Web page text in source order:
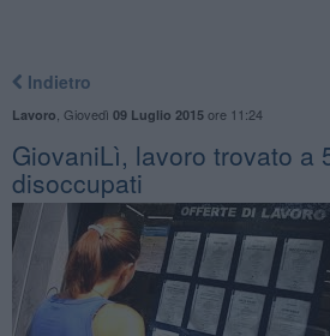
Indietro
Lavoro Giovedì 09 Luglio 2015ore 11:24
GiovaniLì, lavoro trovato a
disoccupati